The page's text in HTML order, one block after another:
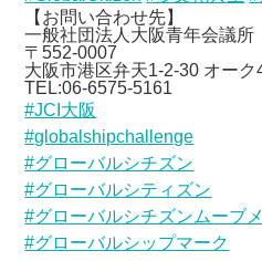
【お問い合わせ先】
一般社団法人大阪青年会議所
〒552-0007
大阪市港区弁天1-2-30 オー
TEL:06-6575-5161
#JCI大阪
#globalshipchallenge
#グローバルシチズン
#グローバルシティズン
#グローバルシチズンムーブ
#グローバルシップマーク